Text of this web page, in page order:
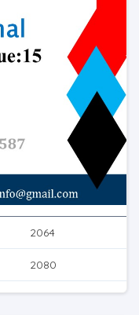
2064
2080